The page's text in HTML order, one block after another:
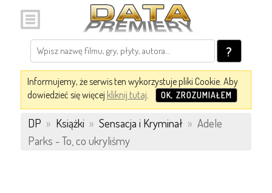
?
Informujemy, że serwis ten wykorzystuje pliki Cookie. Aby
dowiedzieć się więcej kliknij tutaj. OK, ZROZUMIAŁEM
DP » Książki » Sensacja i Kryminał » Adele
Parks - To, co ukryliśmy